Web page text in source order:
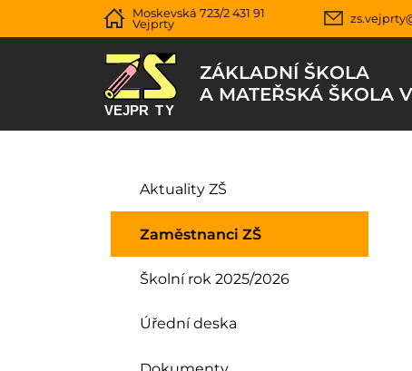
Moskevská 723/2 431 91
Vejprty
ZÁKLADNÍ ŠKOLA
A MATEŘSKÁ ŠKOLA
Aktuality ZŠ
Zaměstnanci ZŠ
Školní rok 2025/2026
Úřední deska